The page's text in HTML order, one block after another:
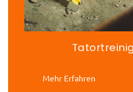
Mehr Erfahren